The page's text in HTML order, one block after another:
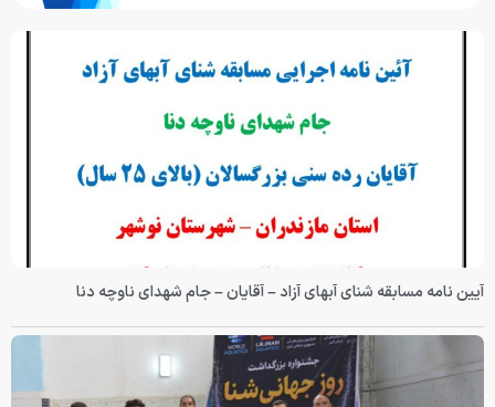
آیین نامه مسابقه شنای آبهای آزاد – آقایان – جام شهدای ناوچه دنا